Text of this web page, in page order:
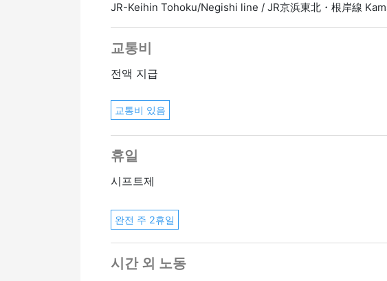
JR-Keihin Tohoku/Negishi line / JR京浜東北・根岸線
교통비
전액 지급
교통비 있음
휴일
시프트제
완전 주 2휴일
시간 외 노동